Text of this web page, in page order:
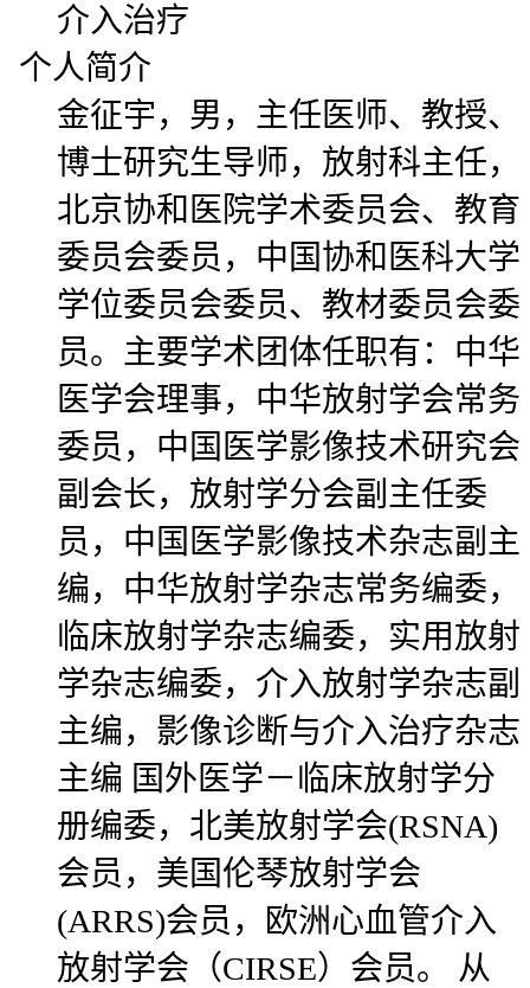
介入治疗
个人简介
金征宇，男，主任医师、教授、
博士研究生导师，放射科主任，
北京协和医院学术委员会、教育
委员会委员，中国协和医科大学
学位委员会委员、教材委员会委
员。主要学术团体任职有：中华
医学会理事，中华放射学会常务
委员，中国医学影像技术研究会
副会长，放射学分会副主任委
员，中国医学影像技术杂志副主
编，中华放射学杂志常务编委，
临床放射学杂志编委，实用放射
学杂志编委，介入放射学杂志副
主编，影像诊断与介入治疗杂志
主编 国外医学－临床放射学分
册编委，北美放射学会(RSNA)
会员，美国伦琴放射学会
(ARRS)会员，欧洲心血管介入
放射学会（CIRSE）会员。 从